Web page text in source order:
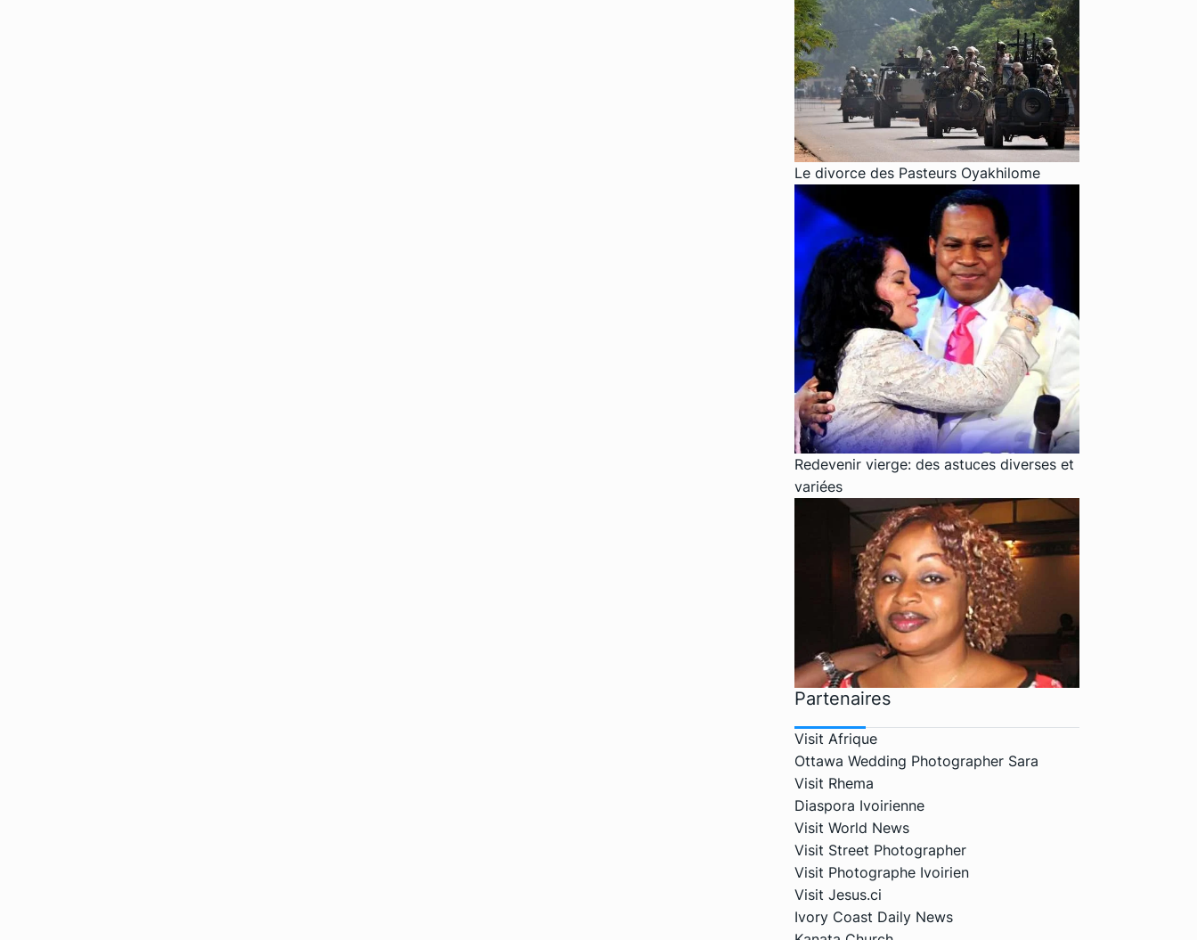
Le divorce des Pasteurs Oyakhilome
Redevenir vierge: des astuces diverses et
variées
Partenaires
Visit Afrique
Ottawa Wedding Photographer Sara
Visit Rhema
Diaspora Ivoirienne
Visit World News
Visit Street Photographer
Visit Photographe Ivoirien
Visit Jesus.ci
Ivory Coast Daily News